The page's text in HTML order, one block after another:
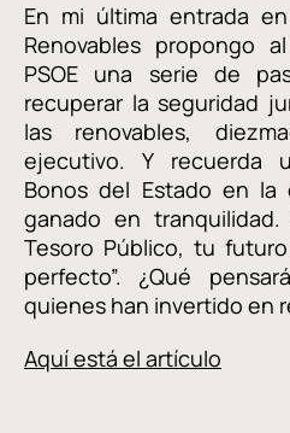
En mi última entrada
Renovables propongo
PSOE una serie de
recuperar la seguridad
las renovables,
ejecutivo. Y recuerda
Bonos del Estado en la
ganado en
Tesoro Público, tu
perfecto”. ¿Qué
quienes han invertido en
Aquí está el artículo